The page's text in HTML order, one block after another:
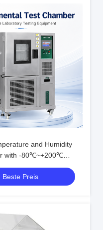
and Humidity
with -80℃~+200℃
R.H. Humidity, and
R404A Refrigerant
Beste Preis